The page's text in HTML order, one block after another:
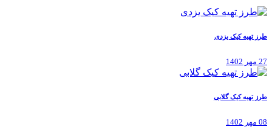
طرز تهیه کیک یزدی
27 مهر 1402
طرز تهیه کیک گلابی
08 مهر 1402